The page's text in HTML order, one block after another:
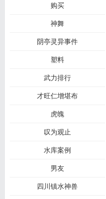
购买
神舞
阴亭灵异事件
塑料
武力排行
才旺仁增堪布
虎魄
叹为观止
水库案例
男友
四川镇水神兽